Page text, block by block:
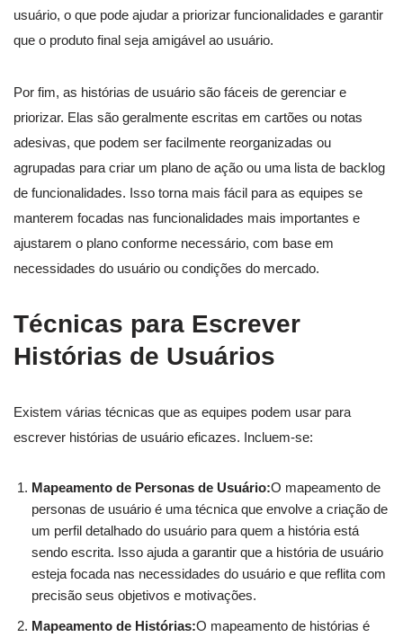
usuário, o que pode ajudar a priorizar funcionalidades e garantir
que o produto final seja amigável ao usuário.
Por fim, as histórias de usuário são fáceis de gerenciar e
priorizar. Elas são geralmente escritas em cartões ou notas
adesivas, que podem ser facilmente reorganizadas ou
agrupadas para criar um plano de ação ou uma lista de backlog
de funcionalidades. Isso torna mais fácil para as equipes se
manterem focadas nas funcionalidades mais importantes e
ajustarem o plano conforme necessário, com base em
necessidades do usuário ou condições do mercado.
Técnicas para Escrever
Histórias de Usuários
Existem várias técnicas que as equipes podem usar para
escrever histórias de usuário eficazes. Incluem-se:
Mapeamento de Personas de Usuário:O mapeamento de
personas de usuário é uma técnica que envolve a criação de
um perfil detalhado do usuário para quem a história está
sendo escrita. Isso ajuda a garantir que a história de usuário
esteja focada nas necessidades do usuário e que reflita com
precisão seus objetivos e motivações.
Mapeamento de Histórias:O mapeamento de histórias é